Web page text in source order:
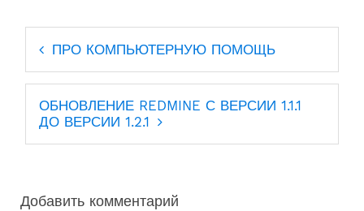
записям
ПРО КОМПЬЮТЕРНУЮ ПОМОЩЬ
ОБНОВЛЕНИЕ REDMINE С ВЕРСИИ 1.1.1
ДО ВЕРСИИ 1.2.1
Добавить комментарий